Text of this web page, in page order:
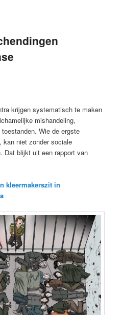
krijgen systematisch te maken
mishandeling,
Wie de ergste
kan niet zonder sociale
Dat blijkt uit een rapport van
kleermakerszit in